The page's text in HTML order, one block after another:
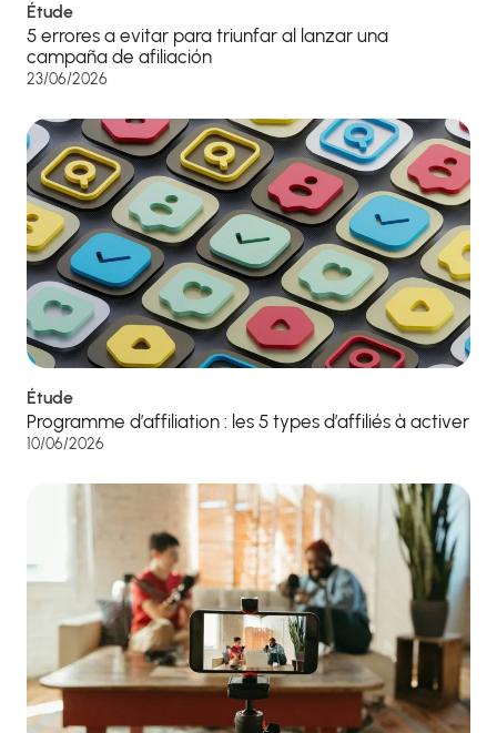
Étude
5 errores a evitar para triunfar al lanzar una
campaña de afiliación
23/06/2026
Étude
Programme d’affiliation : les 5 types d’affiliés à activer
10/06/2026